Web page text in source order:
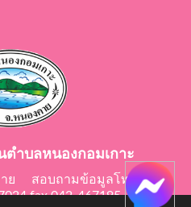
ตำบลหนองกอมเกาะ
าย สอบถามข้อมูลโทร 042-
fax 042-467195